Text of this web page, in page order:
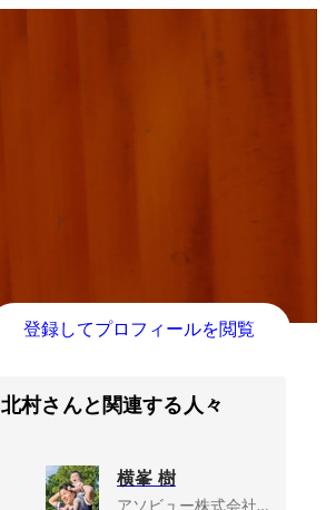
登録してプロフィールを閲覧
北村さんと関連する人々
横峯 樹
アソビュー株式会社, 上級執行役員CPO、マーケットプレイスカンパニーCEO